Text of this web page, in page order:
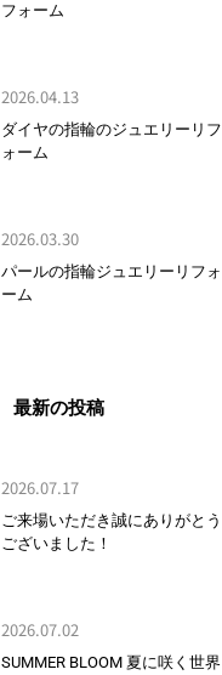
フォーム
2026.04.13
ダイヤの指輪のジュエリーリフ
ォーム
2026.03.30
パールの指輪ジュエリーリフォ
ーム
最新の投稿
2026.07.17
ご来場いただき誠にありがとう
ございました！
2026.07.02
SUMMER BLOOM 夏に咲く世界